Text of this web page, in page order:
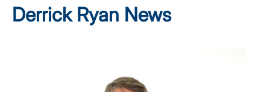
Derrick Ryan News